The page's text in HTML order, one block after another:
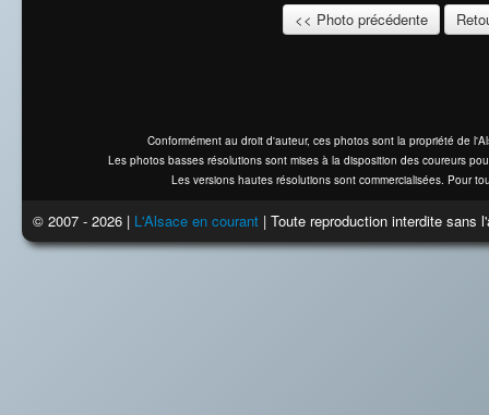
<< Photo précédente
Conformément au droit d'auteur, ces photos sont la propriété de
Les photos basses résolutions sont mises à la disposition des coureurs
Les versions hautes résolutions sont commercialisées. Pour
© 2007 - 2026 | L'Alsace en courant | Toute reproduction interdite sans